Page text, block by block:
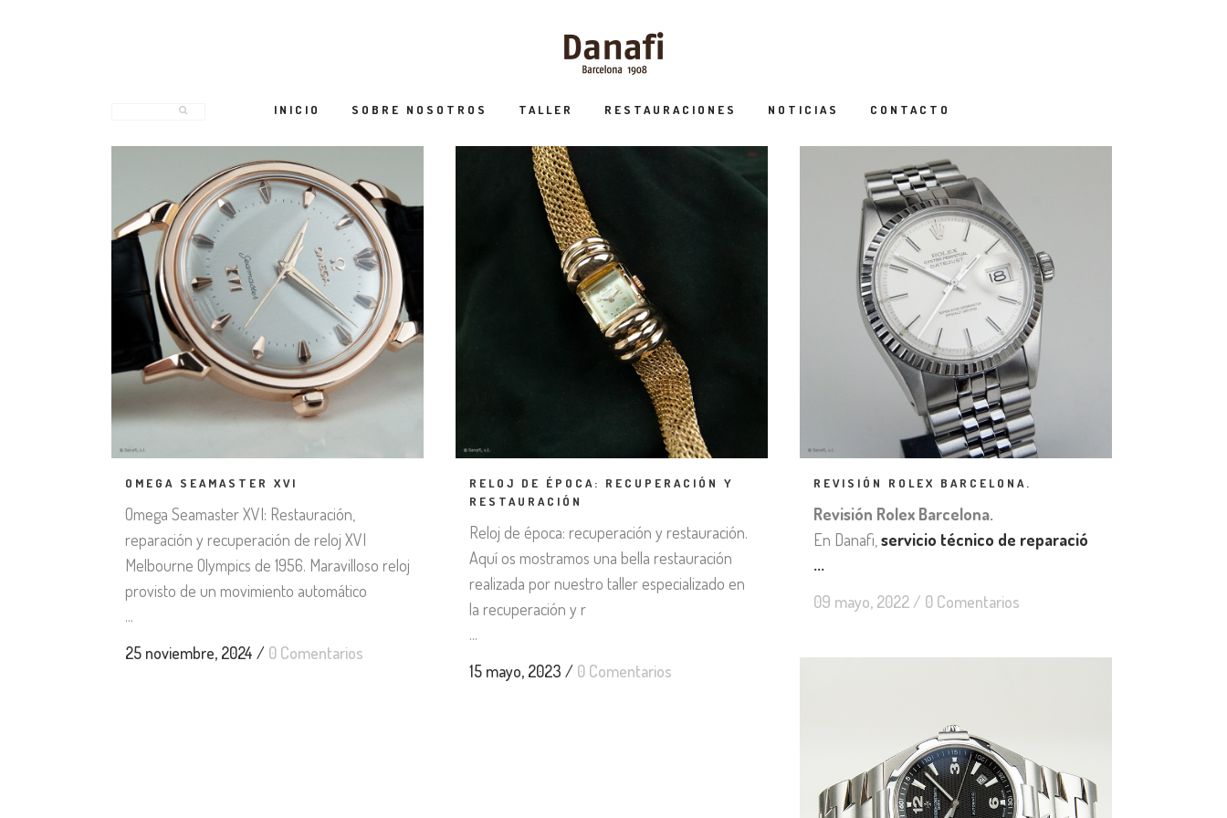
INICIO SOBRE NOSOTROS TALLER RESTAURACIONES NOTICIAS CONTACTO
OMEGA SEAMASTER XVI
Omega Seamaster XVI: Restauración,
reparación y recuperación de reloj XVI
Melbourne Olympics de 1956. Maravilloso reloj
provisto de un movimiento automático
...
25 noviembre, 2024 / 0 Comentarios
RELOJ DE ÉPOCA: RECUPERACIÓN Y
RESTAURACIÓN
Reloj de época: recuperación y restauración.
Aquí os mostramos una bella restauración
realizada por nuestro taller especializado en
la recuperación y r
...
15 mayo, 2023 / 0 Comentarios
REVISIÓN ROLEX BARCELONA.
Revisión Rolex Barcelona.
En Danafi, servicio técnico de reparació
...
09 mayo, 2022 / 0 Comentarios